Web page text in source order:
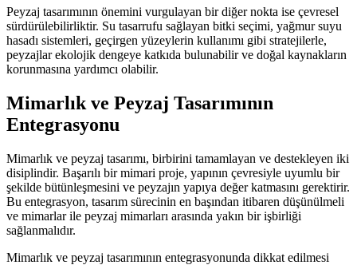
Peyzaj tasarımının önemini vurgulayan bir diğer nokta ise çevresel
sürdürülebilirliktir. Su tasarrufu sağlayan bitki seçimi, yağmur suyu
hasadı sistemleri, geçirgen yüzeylerin kullanımı gibi stratejilerle,
peyzajlar ekolojik dengeye katkıda bulunabilir ve doğal kaynakların
korunmasına yardımcı olabilir.
Mimarlık ve Peyzaj Tasarımının
Entegrasyonu
Mimarlık ve peyzaj tasarımı, birbirini tamamlayan ve destekleyen iki
disiplindir. Başarılı bir mimari proje, yapının çevresiyle uyumlu bir
şekilde bütünleşmesini ve peyzajın yapıya değer katmasını gerektirir.
Bu entegrasyon, tasarım sürecinin en başından itibaren düşünülmeli
ve mimarlar ile peyzaj mimarları arasında yakın bir işbirliği
sağlanmalıdır.
Mimarlık ve peyzaj tasarımının entegrasyonunda dikkat edilmesi